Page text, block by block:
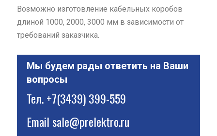
Возможно изготовление кабельных коробов
длиной 1000, 2000, 3000 мм в зависимости от
требований заказчика.
Мы будем рады ответить на Ваши
вопросы
Тел.+7(3439) 399-559
Emailsale@prelektro.ru